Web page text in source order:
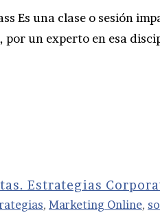
Es una clase o sesión
un experto en esa
Estrategias
, Marketing Online,